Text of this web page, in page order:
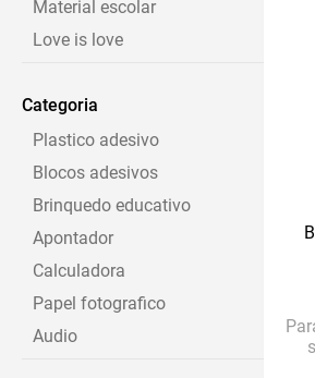
Material escolar
Love is love
Lápis
Categoria
Plastico adesivo
Blocos adesivos
Brinquedo educativo
Apontador
Calculadora
Papel fotografico
Audio